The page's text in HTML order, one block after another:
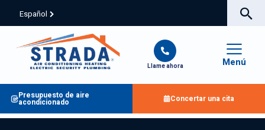
Español
Llame ahora Menú
Presupuesto de aire
acondicionado Concertar una cita